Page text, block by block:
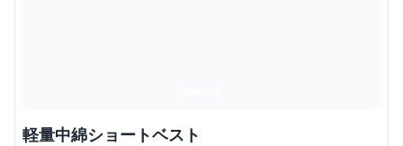
軽量中綿ショートベスト